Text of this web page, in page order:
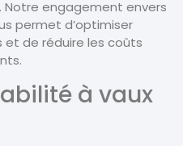
engagement envers
permet d’optimiser
et de réduire les coûts
à vaux